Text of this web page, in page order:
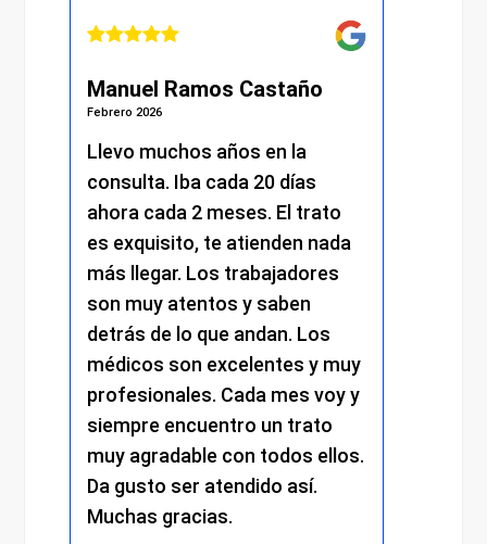
Ramos Castaño
muchos años en la
Iba cada 20 días
cada 2 meses. El trato
te atienden nada
llegar. Los trabajadores
muy atentos y saben
de lo que andan. Los
son excelentes y muy
Cada mes voy y
encuentro un trato
agradable con todos ellos.
ser atendido así.
gracias.
Julián Martínez
momento. Desde
me atendieron
amabilidad y
mantuvo el
trato cercano,
respetuoso. Se
compromiso y la
cada detalle. Sin